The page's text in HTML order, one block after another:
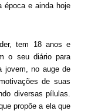
época e ainda hoje
tem 18 anos e
o seu diário para
jovem, no auge de
de suas
diversas pílulas.
propõe a ela que